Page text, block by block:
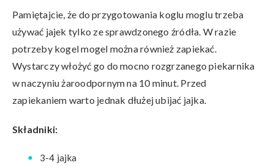
Pamiętajcie, że do przygotowania koglu moglu trzeba
używać jajek tylko ze sprawdzonego źródła. W razie
potrzeby kogel mogel można również zapiekać.
Wystarczy włożyć go do mocno rozgrzanego piekarnika
w naczyniu żaroodpornym na 10 minut. Przed
zapiekaniem warto jednak dłużej ubijać jajka.
Składniki:
3-4 jajka